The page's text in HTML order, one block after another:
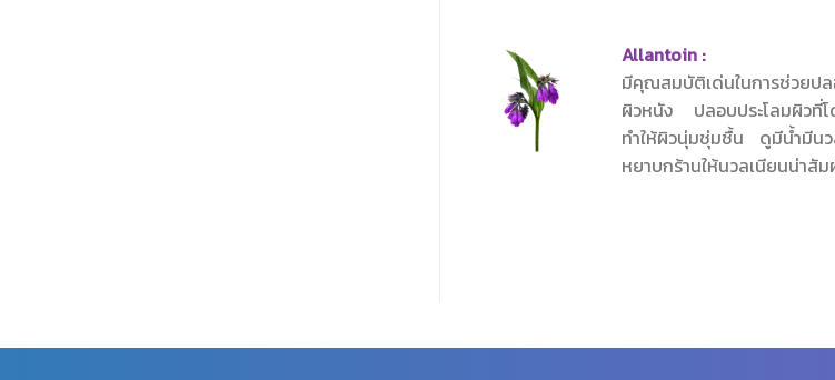
Allantoin :
มีคุณสมบัติเด่นในการช่วยป
ผิวหนัง ปลอบประโลมผิวที่โ
ทำให้ผิวนุ่มชุ่มชื้น ดูมีน้ำมีน
หยาบกร้านให้นวลเนียนน่าสั